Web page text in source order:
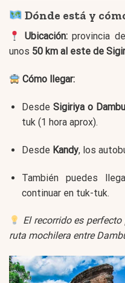
Dónde está y
Ubicación:provincia
unos 50 km al este de
Cómo llegar:
Desde Sigiriya o
tuk (1 hora aprox).
Desde Kandy, los
También puedes
continuar en tuk-tuk.
El recorrido es
ruta mochilera entre